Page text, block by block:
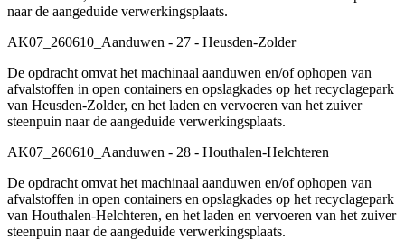
naar de aangeduide verwerkingsplaats.
AK07_260610_Aanduwen - 27 - Heusden-Zolder
De opdracht omvat het machinaal aanduwen en/of ophopen van
afvalstoffen in open containers en opslagkades op het recyclagepark
van Heusden-Zolder, en het laden en vervoeren van het zuiver
steenpuin naar de aangeduide verwerkingsplaats.
AK07_260610_Aanduwen - 28 - Houthalen-Helchteren
De opdracht omvat het machinaal aanduwen en/of ophopen van
afvalstoffen in open containers en opslagkades op het recyclagepark
van Houthalen-Helchteren, en het laden en vervoeren van het zuiver
steenpuin naar de aangeduide verwerkingsplaats.